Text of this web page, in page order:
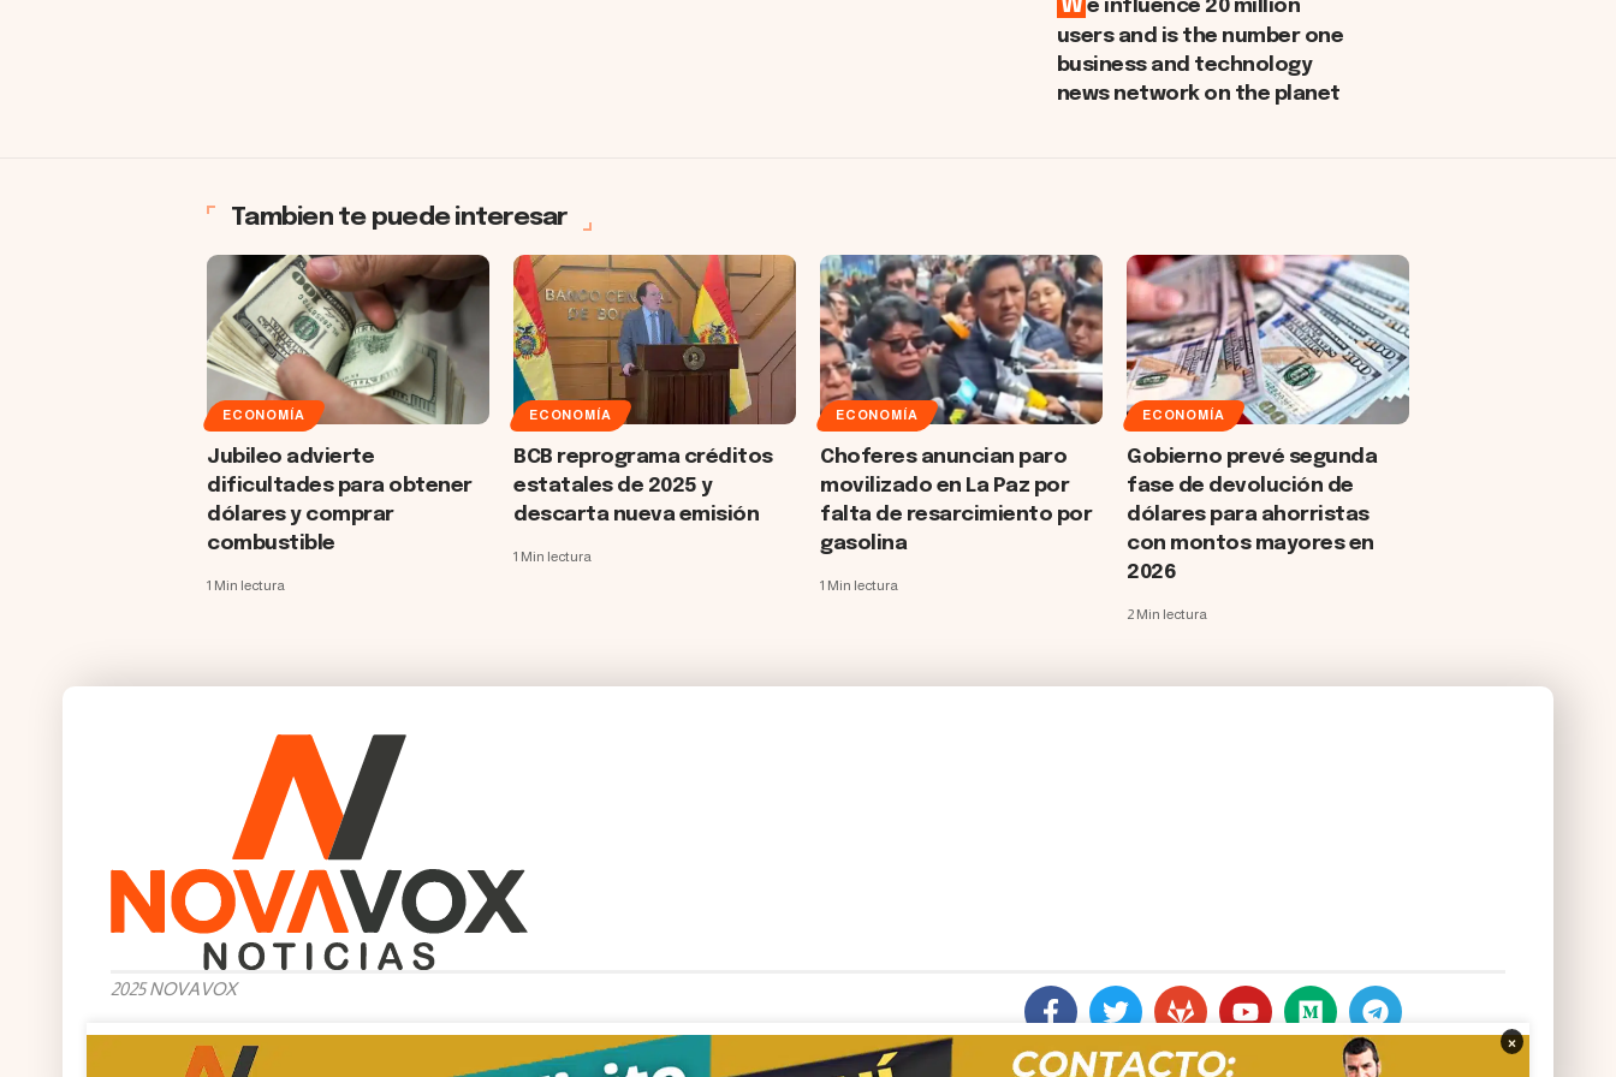
×
W e influence 20 million
users and is the number one
business and technology
news network on the planet
Tambien te puede interesar
ECONOMÍA
Jubileo advierte
dificultades para obtener
dólares y comprar
combustible
1 Min lectura
ECONOMÍA
BCB reprograma créditos
estatales de 2025 y
descarta nueva emisión
1 Min lectura
ECONOMÍA
Choferes anuncian paro
movilizado en La Paz por
falta de resarcimiento por
gasolina
1 Min lectura
ECONOMÍA
Gobierno prevé segunda
fase de devolución de
dólares para ahorristas
con montos mayores en
2026
2 Min lectura
2025 NOVAVOX